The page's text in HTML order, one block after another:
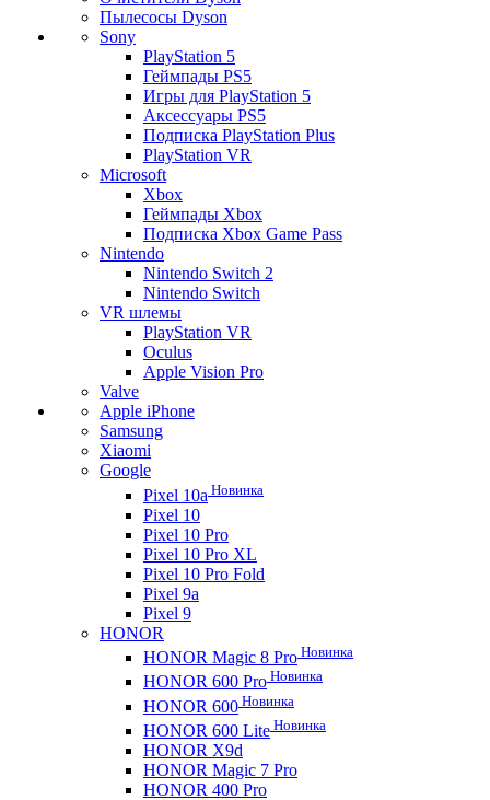
Пылесосы Dyson
Sony
PlayStation 5
Геймпады PS5
Игры для PlayStation 5
Аксессуары PS5
Подписка PlayStation Plus
PlayStation VR
Microsoft
Xbox
Геймпады Xbox
Подписка Xbox Game Pass
Nintendo
Nintendo Switch 2
Nintendo Switch
VR шлемы
PlayStation VR
Oculus
Apple Vision Pro
Valve
Apple iPhone
Samsung
Xiaomi
Google
Pixel 10a Новинка
Pixel 10
Pixel 10 Pro
Pixel 10 Pro XL
Pixel 10 Pro Fold
Pixel 9a
Pixel 9
HONOR
HONOR Magic 8 Pro Новинка
HONOR 600 Pro Новинка
HONOR 600 Новинка
HONOR 600 Lite Новинка
HONOR X9d
HONOR Magic 7 Pro
HONOR 400 Pro